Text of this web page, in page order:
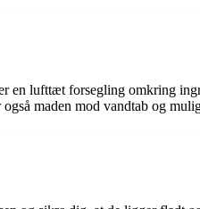
en lufttæt forsegling omkring
maden mod vandtab og